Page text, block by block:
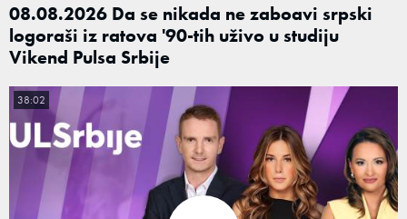
08.08.2026 Da se nikada ne zaboavi srpski
logoraši iz ratova '90-tih uživo u studiju
Vikend Pulsa Srbije
38:02